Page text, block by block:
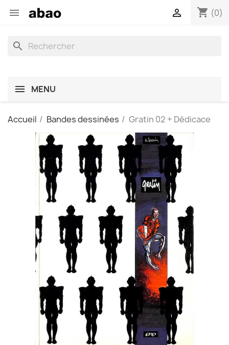
 shopping_cart (0)

search
MENU
Accueil Bandes dessinées Gratin 02 + Dédicace